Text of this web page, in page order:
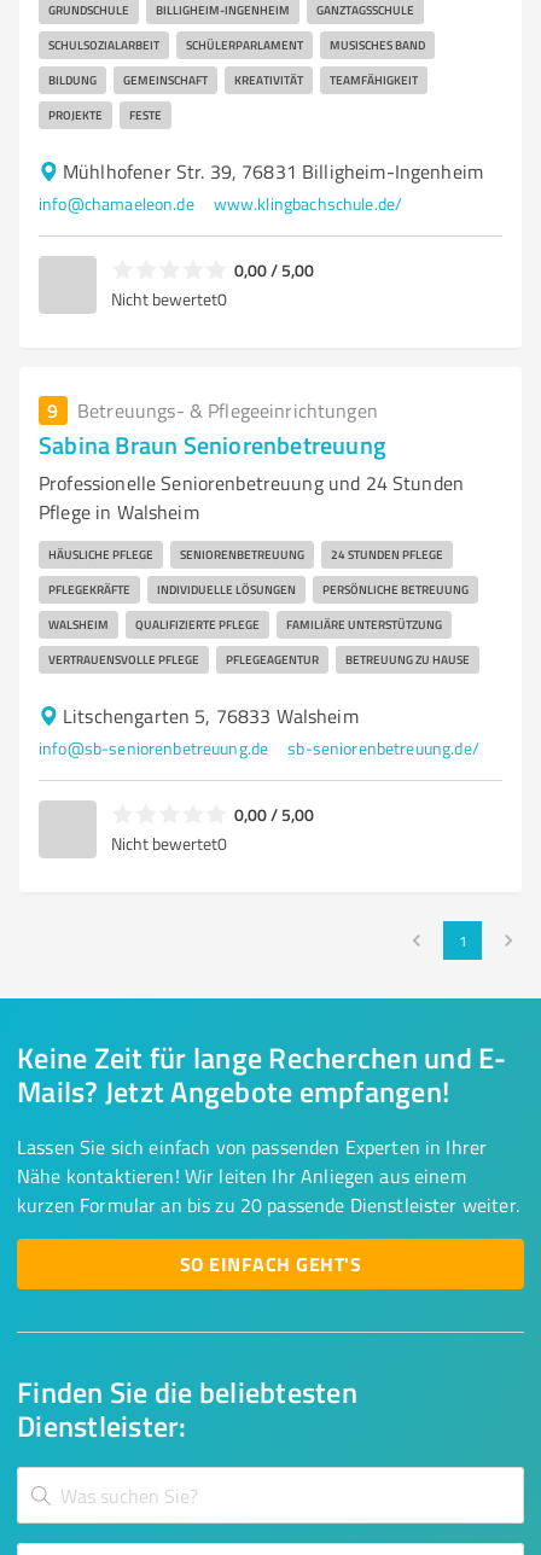
GRUNDSCHULE BILLIGHEIM-INGENHEIM GANZTAGSSCHULE
SCHULSOZIALARBEIT SCHÜLERPARLAMENT MUSISCHES BAND
BILDUNG GEMEINSCHAFT KREATIVITÄT TEAMFÄHIGKEIT
PROJEKTE FESTE
Mühlhofener Str. 39, 76831 Billigheim-Ingenheim
info@chamaeleon.de www.klingbachschule.de/
0,00 / 5,00
Nicht bewertet0
9 Betreuungs- & Pflegeeinrichtungen
Sabina Braun Seniorenbetreuung
Professionelle Seniorenbetreuung und 24 Stunden
Pflege in Walsheim
HÄUSLICHE PFLEGE SENIORENBETREUUNG 24 STUNDEN PFLEGE
PFLEGEKRÄFTE INDIVIDUELLE LÖSUNGEN PERSÖNLICHE BETREUUNG
WALSHEIM QUALIFIZIERTE PFLEGE FAMILIÄRE UNTERSTÜTZUNG
VERTRAUENSVOLLE PFLEGE PFLEGEAGENTUR BETREUUNG ZU HAUSE
Litschengarten 5, 76833 Walsheim
info@sb-seniorenbetreuung.de sb-seniorenbetreuung.de/
0,00 / 5,00
Nicht bewertet0
1
Finden Sie die beliebtesten
Dienstleister:
Keine Zeit für lange Recherchen und E-
Mails? Jetzt Angebote empfangen!
Lassen Sie sich einfach von passenden Experten in Ihrer
Nähe kontaktieren! Wir leiten Ihr Anliegen aus einem
kurzen Formular an bis zu 20 passende Dienstleister weiter.
SO EINFACH GEHT'S